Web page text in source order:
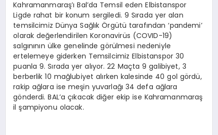
Kahramanmaraş’ı Bal’da Temsil eden Elbistanspor
Ligde rahat bir konum sergiledi. 9 Sırada yer alan
temsilcimiz Dünya Sağlık Örgütü tarafından ‘pandemi’
olarak değerlendirilen Koronavirüs (COVID-19)
salgınının ülke genelinde görülmesi nedeniyle
ertelemeye giderken Temsilcimiz Elbistanspor 30
puanla 9. Sırada yer alıyor. 22 Maçta 9 galibiyet, 3
berberlik 10 mağlubiyet alırken kalesinde 40 gol gördü,
rakip ağlara ise meşin yuvarlağı 34 defa ağlara
gönderdi. BAL’a çıkacak diğer ekip ise Kahramanmaraş
il şampiyonu olacak.